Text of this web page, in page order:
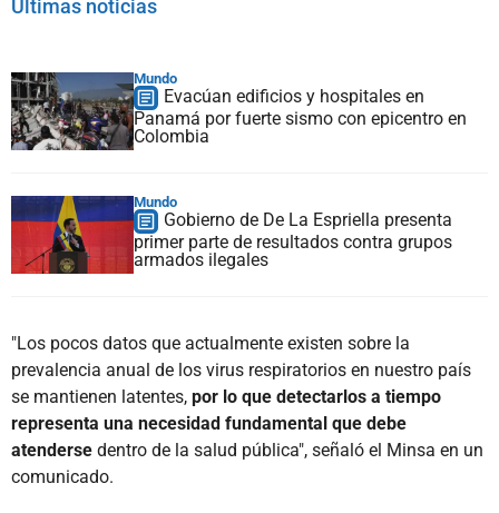
Últimas noticias
Mundo
Evacúan edificios y hospitales en
Panamá por fuerte sismo con epicentro en
Colombia
Mundo
Gobierno de De La Espriella presenta
primer parte de resultados contra grupos
armados ilegales
"Los pocos datos que actualmente existen sobre la
prevalencia anual de los virus respiratorios en nuestro país
se mantienen latentes, por lo que detectarlos a tiempo
representa una necesidad fundamental que debe
atenderse dentro de la salud pública", señaló el Minsa en un
comunicado.